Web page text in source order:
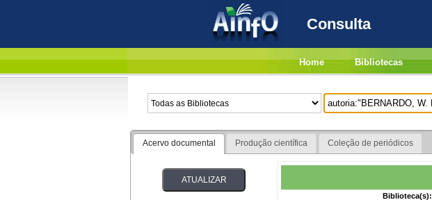
Consulta
Home Bibliotecas
Acervo documental Produção científica Coleção de periódicos
Biblioteca(s):